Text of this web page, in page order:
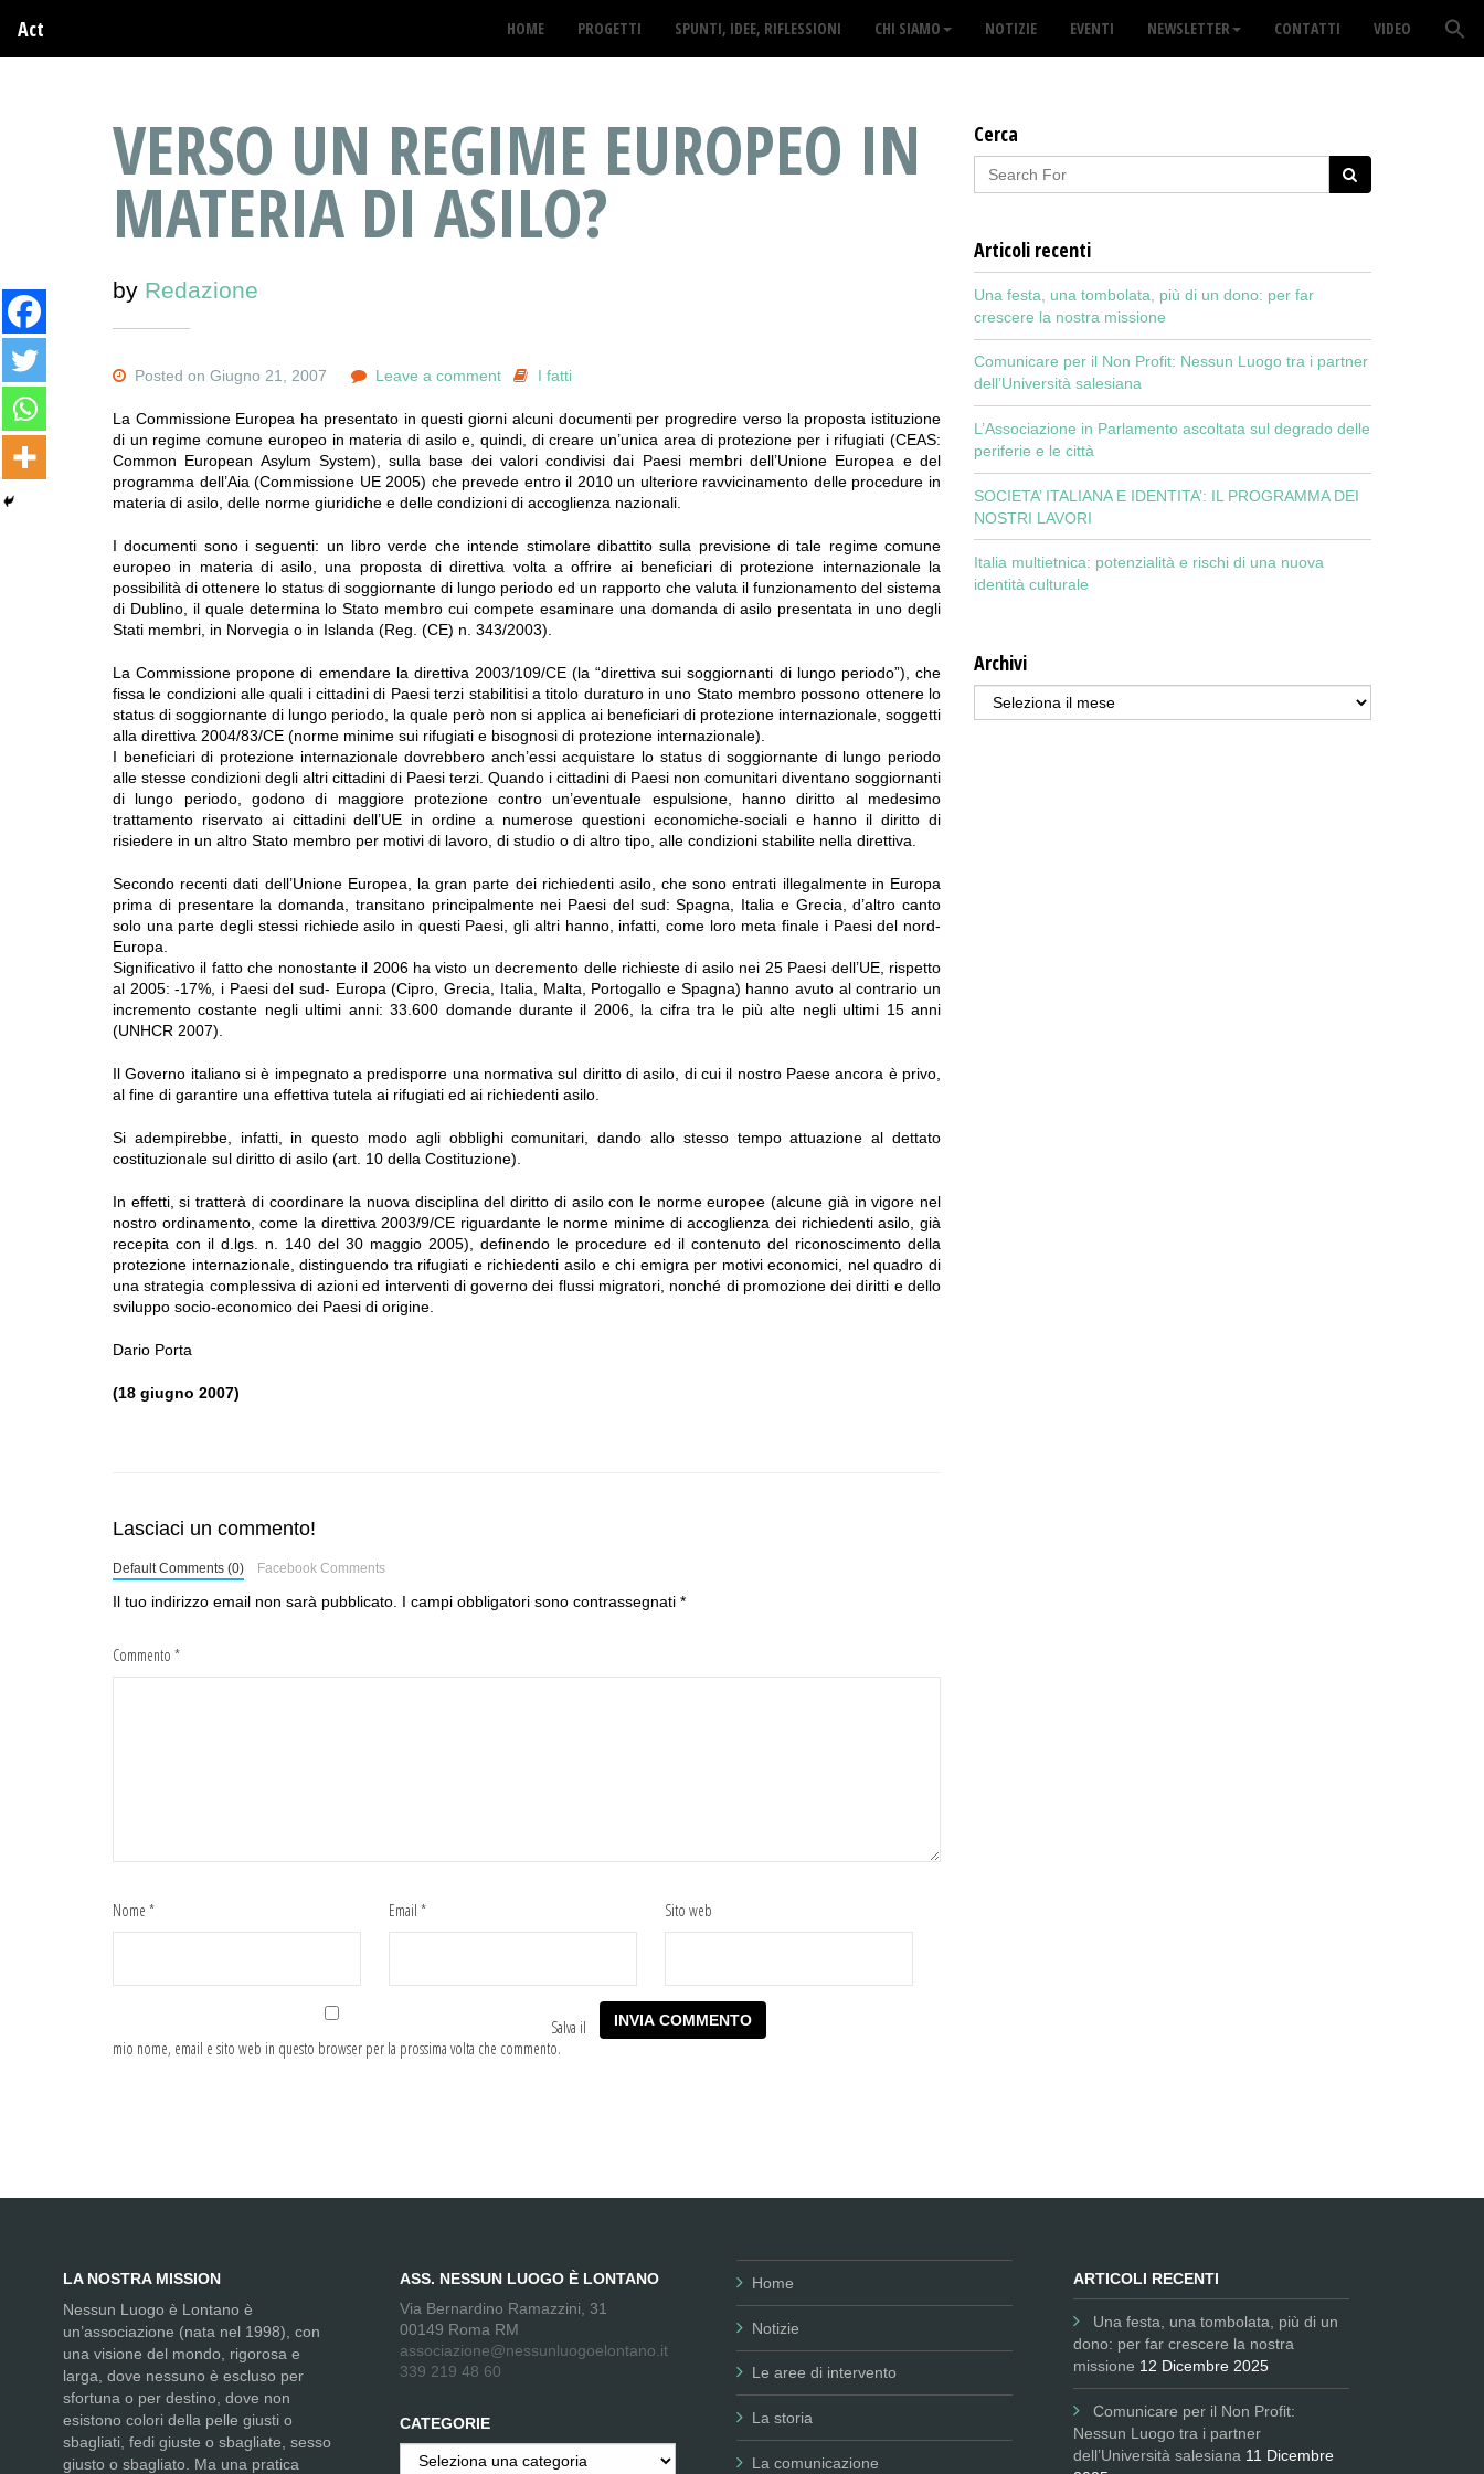
Act HOME PROGETTI SPUNTI, IDEE, RIFLESSIONI CHI SIAMO NOTIZIE EVENTI NEWSLETTER CONTATTI VIDEO
VERSO UN REGIME EUROPEO IN
MATERIA DI ASILO?
by Redazione
Posted on Giugno 21, 2007 Leave a comment I fatti
La Commissione Europea ha presentato in questi giorni alcuni documenti per progredire verso la proposta istituzione
di un regime comune europeo in materia di asilo e, quindi, di creare un’unica area di protezione per i rifugiati (CEAS:
Common European Asylum System), sulla base dei valori condivisi dai Paesi membri dell’Unione Europea e del
programma dell’Aia (Commissione UE 2005) che prevede entro il 2010 un ulteriore ravvicinamento delle procedure in
materia di asilo, delle norme giuridiche e delle condizioni di accoglienza nazionali.
I documenti sono i seguenti: un libro verde che intende stimolare dibattito sulla previsione di tale regime comune
europeo in materia di asilo, una proposta di direttiva volta a offrire ai beneficiari di protezione internazionale la
possibilità di ottenere lo status di soggiornante di lungo periodo ed un rapporto che valuta il funzionamento del sistema
di Dublino, il quale determina lo Stato membro cui compete esaminare una domanda di asilo presentata in uno degli
Stati membri, in Norvegia o in Islanda (Reg. (CE) n. 343/2003).
La Commissione propone di emendare la direttiva 2003/109/CE (la “direttiva sui soggiornanti di lungo periodo”), che
fissa le condizioni alle quali i cittadini di Paesi terzi stabilitisi a titolo duraturo in uno Stato membro possono ottenere lo
status di soggiornante di lungo periodo, la quale però non si applica ai beneficiari di protezione internazionale, soggetti
alla direttiva 2004/83/CE (norme minime sui rifugiati e bisognosi di protezione internazionale).
I beneficiari di protezione internazionale dovrebbero anch’essi acquistare lo status di soggiornante di lungo periodo
alle stesse condizioni degli altri cittadini di Paesi terzi. Quando i cittadini di Paesi non comunitari diventano soggiornanti
di lungo periodo, godono di maggiore protezione contro un’eventuale espulsione, hanno diritto al medesimo
trattamento riservato ai cittadini dell’UE in ordine a numerose questioni economiche-sociali e hanno il diritto di
risiedere in un altro Stato membro per motivi di lavoro, di studio o di altro tipo, alle condizioni stabilite nella direttiva.
Secondo recenti dati dell’Unione Europea, la gran parte dei richiedenti asilo, che sono entrati illegalmente in Europa
prima di presentare la domanda, transitano principalmente nei Paesi del sud: Spagna, Italia e Grecia, d’altro canto
solo una parte degli stessi richiede asilo in questi Paesi, gli altri hanno, infatti, come loro meta finale i Paesi del nord-
Europa.
Significativo il fatto che nonostante il 2006 ha visto un decremento delle richieste di asilo nei 25 Paesi dell’UE, rispetto
al 2005: -17%, i Paesi del sud- Europa (Cipro, Grecia, Italia, Malta, Portogallo e Spagna) hanno avuto al contrario un
incremento costante negli ultimi anni: 33.600 domande durante il 2006, la cifra tra le più alte negli ultimi 15 anni
(UNHCR 2007).
Il Governo italiano si è impegnato a predisporre una normativa sul diritto di asilo, di cui il nostro Paese ancora è privo,
al fine di garantire una effettiva tutela ai rifugiati ed ai richiedenti asilo.
Si adempirebbe, infatti, in questo modo agli obblighi comunitari, dando allo stesso tempo attuazione al dettato
costituzionale sul diritto di asilo (art. 10 della Costituzione).
In effetti, si tratterà di coordinare la nuova disciplina del diritto di asilo con le norme europee (alcune già in vigore nel
nostro ordinamento, come la direttiva 2003/9/CE riguardante le norme minime di accoglienza dei richiedenti asilo, già
recepita con il d.lgs. n. 140 del 30 maggio 2005), definendo le procedure ed il contenuto del riconoscimento della
protezione internazionale, distinguendo tra rifugiati e richiedenti asilo e chi emigra per motivi economici, nel quadro di
una strategia complessiva di azioni ed interventi di governo dei flussi migratori, nonché di promozione dei diritti e dello
sviluppo socio-economico dei Paesi di origine.
Dario Porta
(18 giugno 2007)
Lasciaci un commento!
Default Comments (0) Facebook Comments
Il tuo indirizzo email non sarà pubblicato. I campi obbligatori sono contrassegnati *
Commento *
Nome * Email * Sito web
Salva il
mio nome, email e sito web in questo browser per la prossima volta che commento.
Cerca
Articoli recenti
Una festa, una tombolata, più di un dono: per far
crescere la nostra missione
Comunicare per il Non Profit: Nessun Luogo tra i partner
dell’Università salesiana
L’Associazione in Parlamento ascoltata sul degrado delle
periferie e le città
SOCIETA’ ITALIANA E IDENTITA’: IL PROGRAMMA DEI
NOSTRI LAVORI
Italia multietnica: potenzialità e rischi di una nuova
identità culturale
Archivi
Archivi
LA NOSTRA MISSION
Nessun Luogo è Lontano è
un’associazione (nata nel 1998), con
una visione del mondo, rigorosa e
larga, dove nessuno è escluso per
sfortuna o per destino, dove non
esistono colori della pelle giusti o
sbagliati, fedi giuste o sbagliate, sesso
giusto o sbagliato. Ma una pratica
ASS. NESSUN LUOGO È LONTANO
Via Bernardino Ramazzini, 31
00149 Roma RM
associazione@nessunluogoelontano.it
339 219 48 60
CATEGORIE
Categorie
Home
Notizie
Le aree di intervento
La storia
La comunicazione
ARTICOLI RECENTI
Una festa, una tombolata, più di un
dono: per far crescere la nostra
missione 12 Dicembre 2025
Comunicare per il Non Profit:
Nessun Luogo tra i partner
dell’Università salesiana 11 Dicembre